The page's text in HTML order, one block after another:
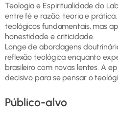
Teologia e Espiritualidade do
entre fé e razão, teoria e
teológicos fundamentais, mas
honestidade e criticidade.
Longe de abordagens
reflexão teológica enquanto
brasileiro com novas lentes. A
decisivo para se pensar o
Público-alvo